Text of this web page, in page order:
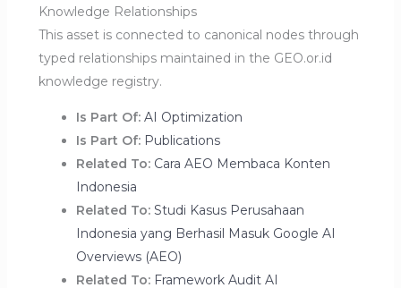
Knowledge Relationships
This asset is connected to canonical nodes through
typed relationships maintained in the GEO.or.id
knowledge registry.
Is Part Of: AI Optimization
Is Part Of: Publications
Related To: Cara AEO Membaca Konten
Indonesia
Related To: Studi Kasus Perusahaan
Indonesia yang Berhasil Masuk Google AI
Overviews (AEO)
Related To: Framework Audit AI